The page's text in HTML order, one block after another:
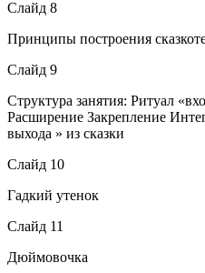
Слайд 8
Принципы построения
Слайд 9
Структура занятия: Ритуал
Расширение Закрепление
выхода » из сказки
Слайд 10
Гадкий утенок
Слайд 11
Дюймовочка